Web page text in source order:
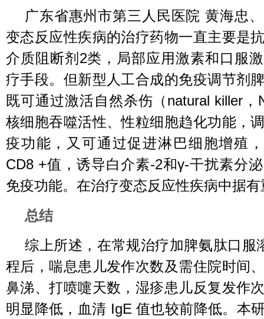
广东省惠州市第三人民医院 黄海忠
变态反应性疾病的治疗药物一直主要是
介质阻断剂2类，局部应用激素和口服
疗手段。但新型人工合成的免疫调节剂
既可通过激活自然杀伤（natural killer，
核细胞吞噬活性、性粒细胞趋化功能，
疫功能，又可通过促进淋巴细胞增殖
CD8 +值，诱导白介素-2和γ-干扰素分
免疫功能。在治疗变态反应性疾病中据
总结
综上所述，在常规治疗加脾氨肽口服
程后，喘息患儿发作次数及需住院时间
鼻涕、打喷嚏天数，湿疹患儿反复发作
明显降低，血清 IgE 值也较前降低。本